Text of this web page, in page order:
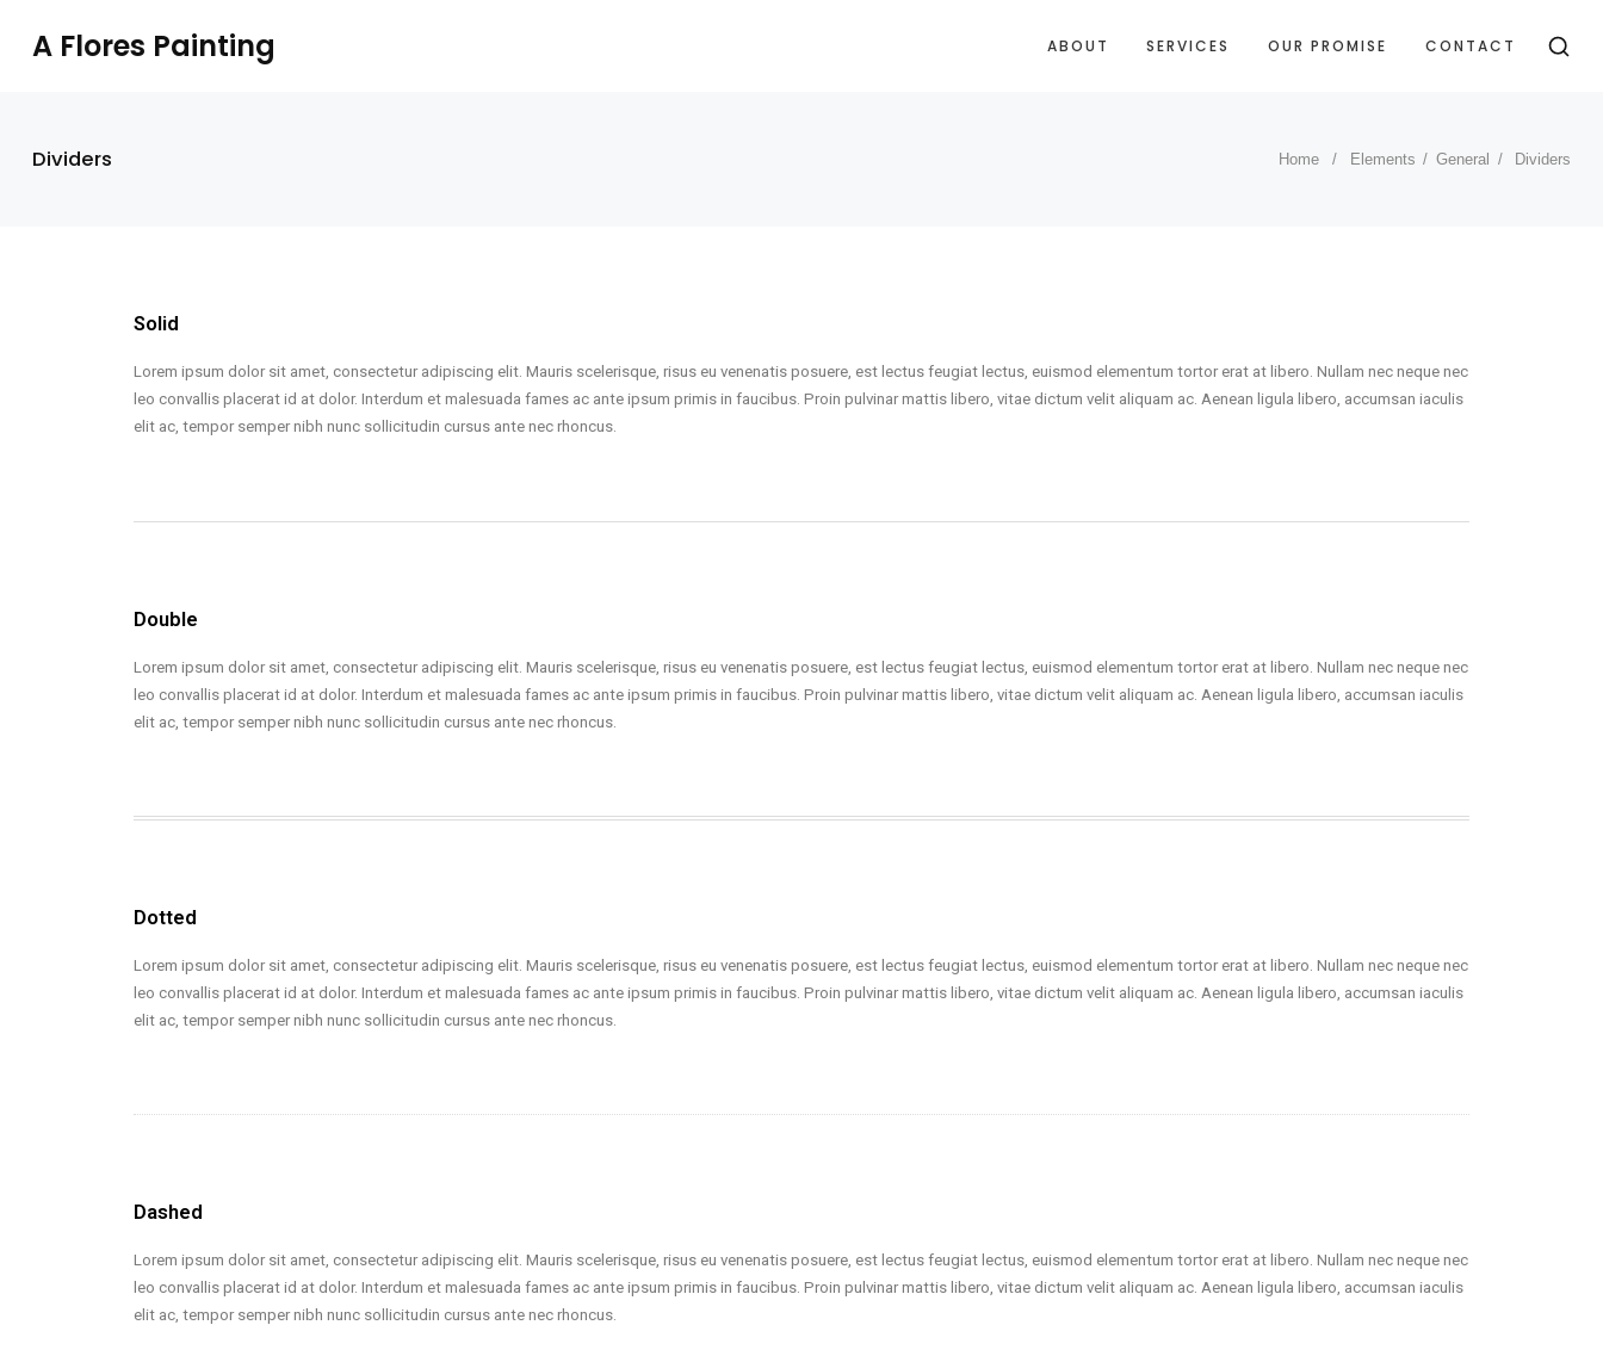
A Flores Painting ABOUT SERVICES OUR PROMISE CONTACT
Dividers Home / Elements / General / Dividers
Solid
Lorem ipsum dolor sit amet, consectetur adipiscing elit. Mauris scelerisque, risus eu venenatis posuere, est lectus feugiat lectus, euismod elementum tortor erat at libero. Nullam nec neque nec
leo convallis placerat id at dolor. Interdum et malesuada fames ac ante ipsum primis in faucibus. Proin pulvinar mattis libero, vitae dictum velit aliquam ac. Aenean ligula libero, accumsan iaculis
elit ac, tempor semper nibh nunc sollicitudin cursus ante nec rhoncus.
Double
Lorem ipsum dolor sit amet, consectetur adipiscing elit. Mauris scelerisque, risus eu venenatis posuere, est lectus feugiat lectus, euismod elementum tortor erat at libero. Nullam nec neque nec
leo convallis placerat id at dolor. Interdum et malesuada fames ac ante ipsum primis in faucibus. Proin pulvinar mattis libero, vitae dictum velit aliquam ac. Aenean ligula libero, accumsan iaculis
elit ac, tempor semper nibh nunc sollicitudin cursus ante nec rhoncus.
Dotted
Lorem ipsum dolor sit amet, consectetur adipiscing elit. Mauris scelerisque, risus eu venenatis posuere, est lectus feugiat lectus, euismod elementum tortor erat at libero. Nullam nec neque nec
leo convallis placerat id at dolor. Interdum et malesuada fames ac ante ipsum primis in faucibus. Proin pulvinar mattis libero, vitae dictum velit aliquam ac. Aenean ligula libero, accumsan iaculis
elit ac, tempor semper nibh nunc sollicitudin cursus ante nec rhoncus.
Dashed
Lorem ipsum dolor sit amet, consectetur adipiscing elit. Mauris scelerisque, risus eu venenatis posuere, est lectus feugiat lectus, euismod elementum tortor erat at libero. Nullam nec neque nec
leo convallis placerat id at dolor. Interdum et malesuada fames ac ante ipsum primis in faucibus. Proin pulvinar mattis libero, vitae dictum velit aliquam ac. Aenean ligula libero, accumsan iaculis
elit ac, tempor semper nibh nunc sollicitudin cursus ante nec rhoncus.